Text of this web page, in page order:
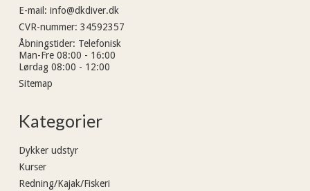
E-mail : info@dkdiver.dk
CVR-nummer: 34592357
Åbningstider: Telefonisk
Man-Fre 08:00 - 16:00
Lørdag 08:00 - 12:00
Sitemap
Kategorier
Dykker udstyr
Kurser
Redning/Kajak/Fiskeri